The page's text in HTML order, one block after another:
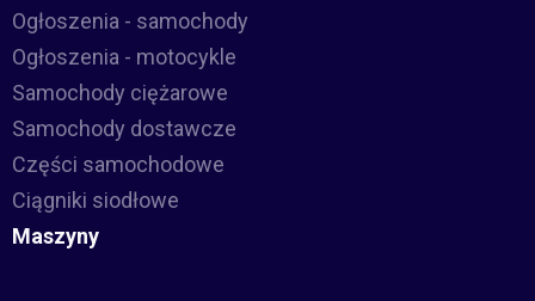
Ogłoszenia - samochody
Ogłoszenia - motocykle
Samochody ciężarowe
Samochody dostawcze
Części samochodowe
Ciągniki siodłowe
Maszyny